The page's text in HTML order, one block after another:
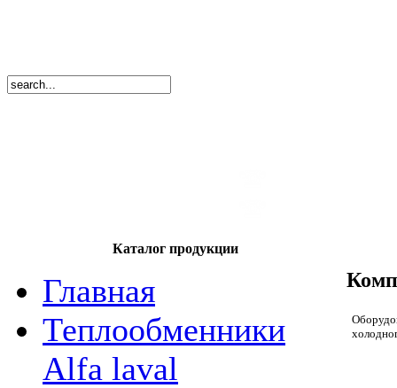
Каталог продукции
Главная
Теплообменники
Alfa laval